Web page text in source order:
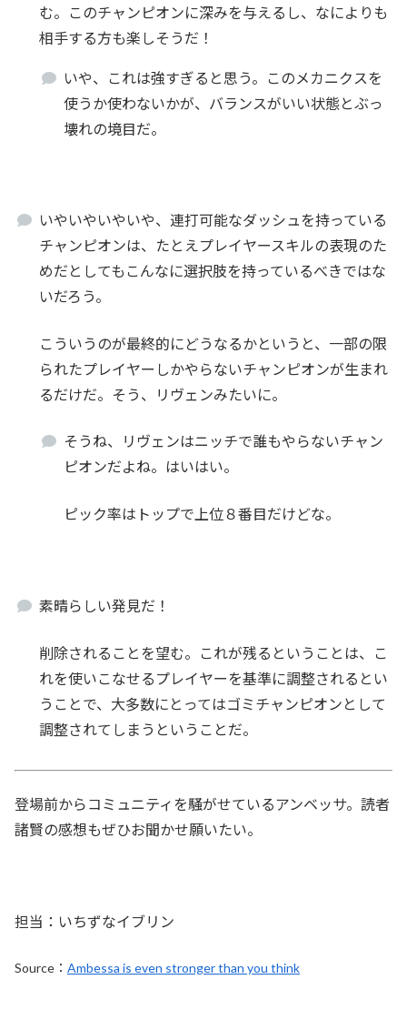
む。このチャンピオンに深みを与えるし、なによりも
相手する方も楽しそうだ！
いや、これは強すぎると思う。このメカニクスを
使うか使わないかが、バランスがいい状態とぶっ
壊れの境目だ。
いやいやいやいや、連打可能なダッシュを持っている
チャンピオンは、たとえプレイヤースキルの表現のた
めだとしてもこんなに選択肢を持っているべきではな
いだろう。
こういうのが最終的にどうなるかというと、一部の限
られたプレイヤーしかやらないチャンピオンが生まれ
るだけだ。そう、リヴェンみたいに。
そうね、リヴェンはニッチで誰もやらないチャン
ピオンだよね。はいはい。
ピック率はトップで上位８番目だけどな。
素晴らしい発見だ！
削除されることを望む。これが残るということは、こ
れを使いこなせるプレイヤーを基準に調整されるとい
うことで、大多数にとってはゴミチャンピオンとして
調整されてしまうということだ。
登場前からコミュニティを騒がせているアンベッサ。読者
諸賢の感想もぜひお聞かせ願いたい。
担当：いちずなイブリン
Source： Ambessa is even stronger than you think